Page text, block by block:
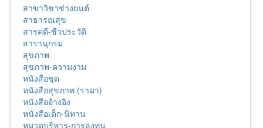
สาขาวิชาช่างยนต์
สาธารณสุข
สารคดี-ชีวประวัติ
สารานุกรม
สุขภาพ
สุขภาพ-ความงาม
หนังสือชุด
หนังสือสุขภาพ (รามา)
หนังสืออ้างอิง
หนังสือเด็ก-นิทาน
หมวดบริหาร-การลงทุน